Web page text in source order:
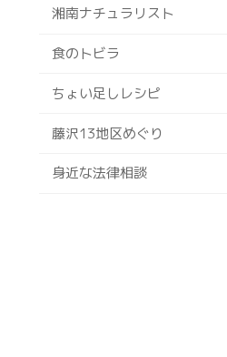
湘南ナチュラリスト
食のトビラ
ちょい足しレシピ
藤沢13地区めぐり
身近な法律相談